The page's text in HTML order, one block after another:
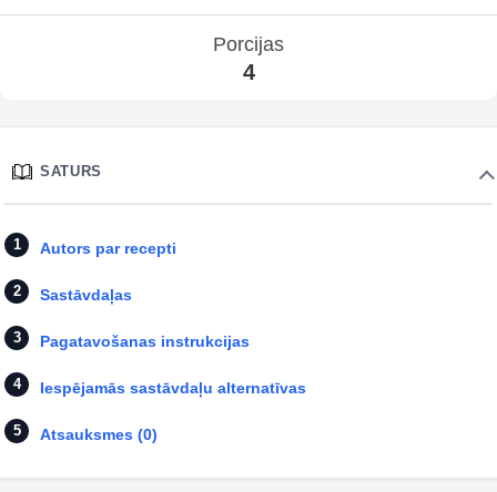
Porcijas
4
SATURS
Autors par recepti
Sastāvdaļas
Pagatavošanas instrukcijas
Iespējamās sastāvdaļu alternatīvas
Atsauksmes (0)